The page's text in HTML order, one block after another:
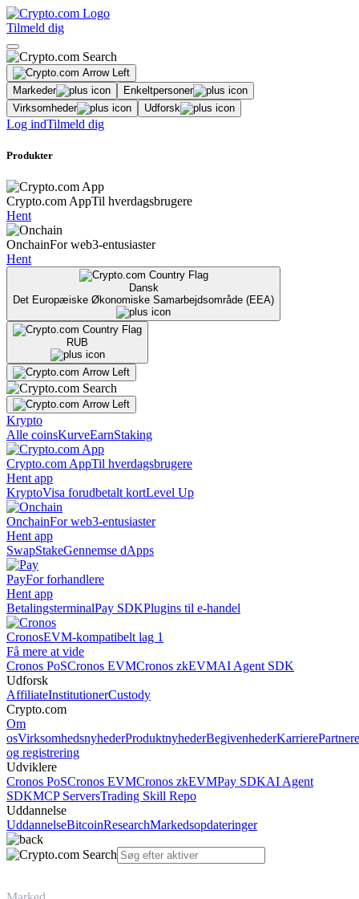
Tilmeld dig
Markeder
Enkeltpersoner
Virksomheder
Udforsk
Log indTilmeld dig
Produkter
Crypto.com AppTil hverdagsbrugere
Hent
OnchainFor web3-entusiaster
Hent
Dansk
Det Europæiske Økonomiske Samarbejdsområde (EEA)
RUB
Krypto
Alle coinsKurveEarnStaking
Crypto.com AppTil hverdagsbrugere
Hent app
KryptoVisa forudbetalt kortLevel Up
OnchainFor web3-entusiaster
Hent app
SwapStakeGennemse dApps
PayFor forhandlere
Hent app
BetalingsterminalPay SDKPlugins til e-handel
CronosEVM-kompatibelt lag 1
Få mere at vide
Cronos PoSCronos EVMCronos zkEVMAI Agent SDK
Udforsk
AffiliateInstitutionerCustody
Crypto.com
Om
osVirksomhedsnyhederProduktnyhederBegivenhederKarrierePartnere
og registrering
Udviklere
Cronos PoSCronos EVMCronos zkEVMPay SDKAI Agent
SDKMCP ServersTrading Skill Repo
Uddannelse
UddannelseBitcoinResearchMarkedsopdateringer